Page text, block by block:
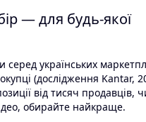
— для будь-якої
серед українських
(дослідження Kantar,
від тисяч продавців,
обирайте найкраще.